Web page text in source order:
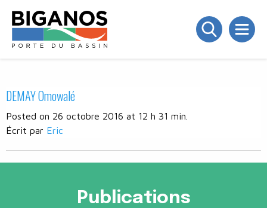
DEMAY Omowalé
Posted on 26 octobre 2016 at 12 h 31 min.
Écrit par Eric
Publications